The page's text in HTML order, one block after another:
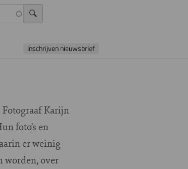
Inschrijven nieuwsbrief
Fotograaf Karijn
foto’s en
er weinig
worden, over